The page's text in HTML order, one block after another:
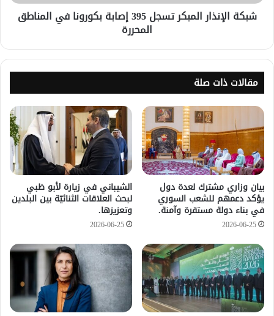
شبكة الإنذار المبكر تسجل 395 إصابة بكورونا في المناطق
المحررة
مقالات ذات صلة
بيان وزاري مشترك لعدة دول
يؤكد دعمهم للشعب السوري
في بناء دولة مستقرة وآمنة.
2026-06-25
الشيباني في زيارة لأبو ظبي
لبحث العلاقات الثنائيّة بين البلدين
وتعزيزها.
2026-06-25